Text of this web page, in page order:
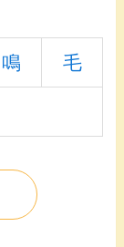
鳴 毛